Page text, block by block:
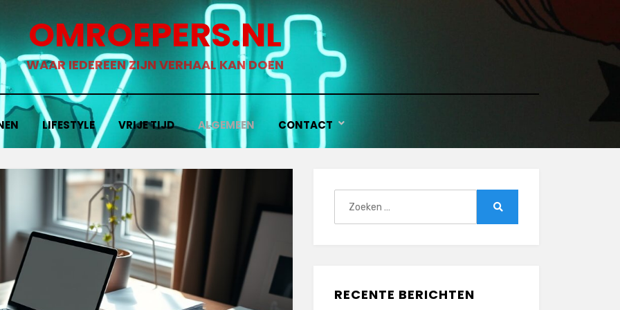
OMROEPERS.NL
WAAR IEDEREEN ZIJN VERHAAL KAN DOEN
LIFESTYLE VRIJE TIJD ALGEMEEN CONTACT
RECENTE BERICHTEN